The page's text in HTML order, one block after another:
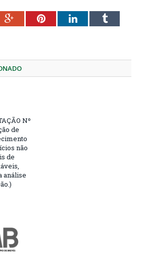
Google+PinterestLinkedInTumblr
Nº
de
não
de
análise